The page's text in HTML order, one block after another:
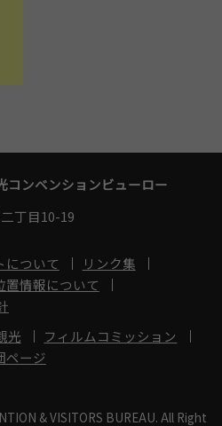
コンベンションビューロー
丁目10-19
について
リンク集
置情報について
光
フィルムコミッション
ページ
& VISITORS BUREAU. All Right